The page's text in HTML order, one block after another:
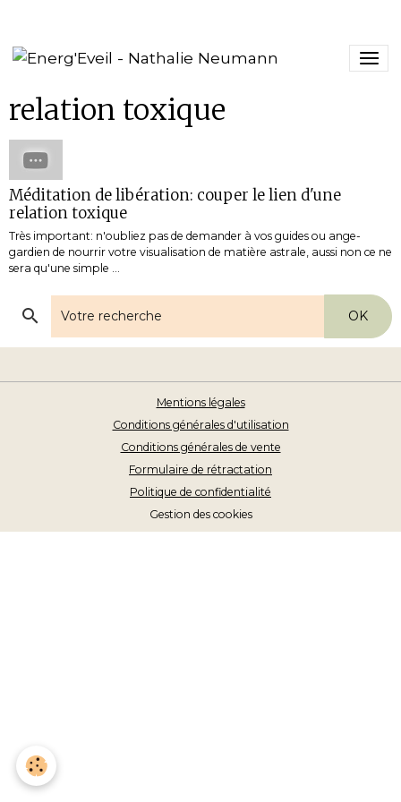
relation toxique
Méditation de libération: couper le lien d'une
relation toxique
Très important: n'oubliez pas de demander à vos guides ou ange-
gardien de nourrir votre visualisation de matière astrale, aussi non ce ne
sera qu'une simple ...
OK
Mentions légales
Conditions générales d'utilisation
Conditions générales de vente
Formulaire de rétractation
Politique de confidentialité
Gestion des cookies